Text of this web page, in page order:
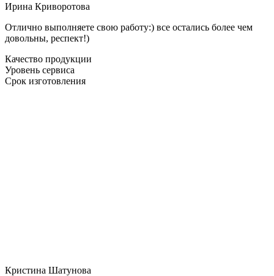
Ирина Криворотова
Отлично выполняете свою работу:) все остались более чем
довольны, респект!)
Качество продукции
Уровень сервиса
Срок изготовления
Кристина Шатунова